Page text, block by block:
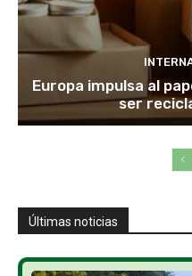
Europa impulsa al
ser
Últimas noticias